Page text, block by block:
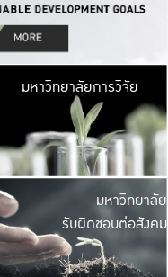
มหาวิ
มีพื้นที่เขียวสดใส
เป็นป่าในเมือง เกษต
มหาวิทยาลัยการวิจัย
มหาวิ
ค
เปิดประ
และพบเรื่องราวใ
มหาวิทยาลัย
รับผิดชอบต่อสังคม